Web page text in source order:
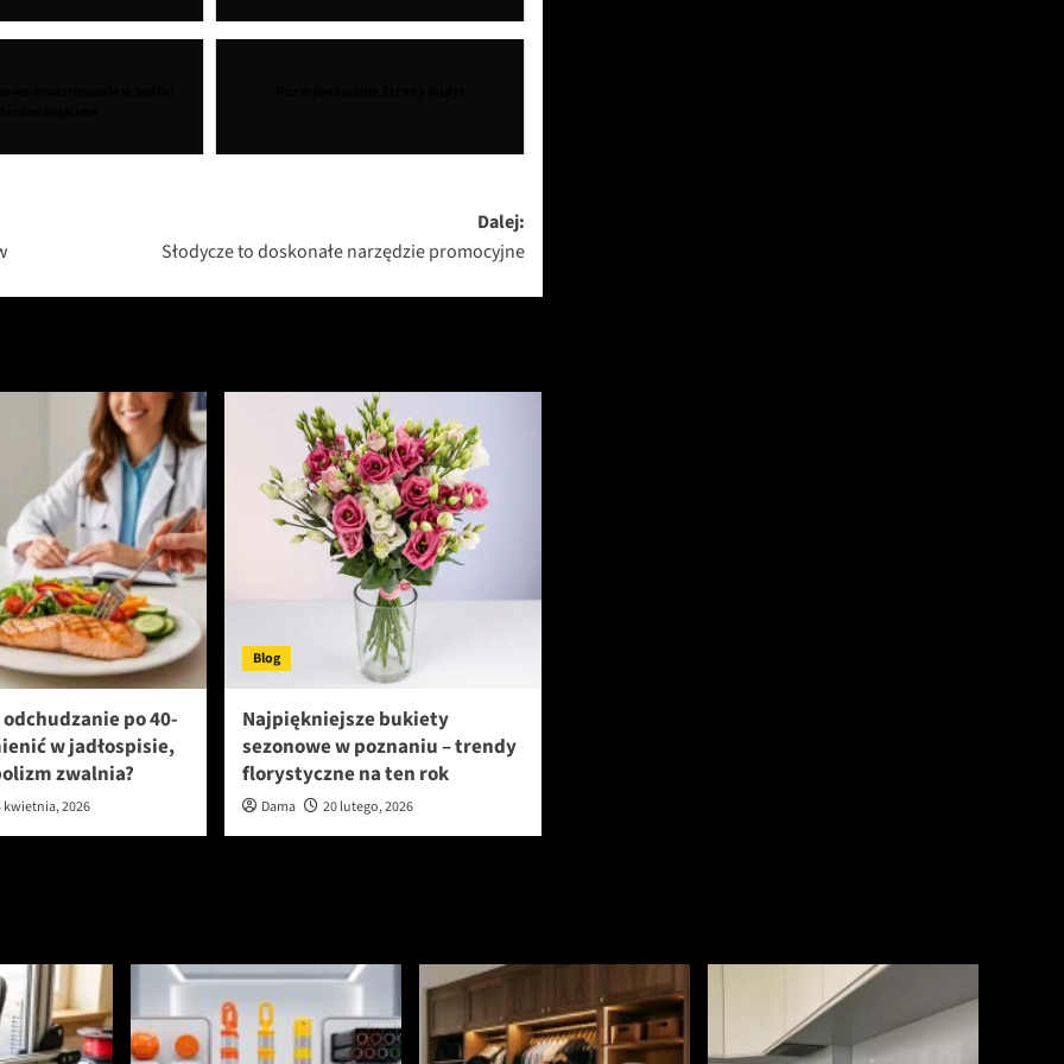
Dalej:
Słodycze to doskonałe narzędzie promocyjne
po 40-
w jadłospisie,
zwalnia?
kwietnia, 2026
Blog
Najpiękniejsze bukiety
sezonowe w poznaniu – trendy
florystyczne na ten rok
Dama 20 lutego, 2026